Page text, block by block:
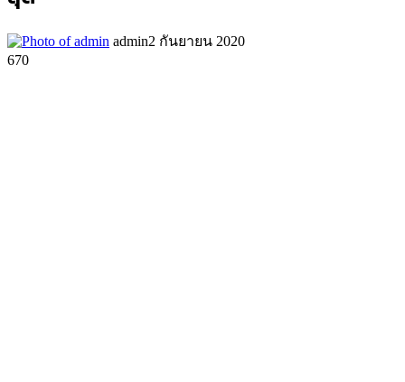
admin2 กันยายน 2020
670